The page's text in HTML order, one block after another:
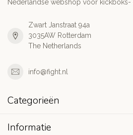
Nederlandse webshop voor kickboks-
Zwart Janstraat 94a
3035AW Rotterdam
The Netherlands
info@fight.nl
Categorieën
Informatie